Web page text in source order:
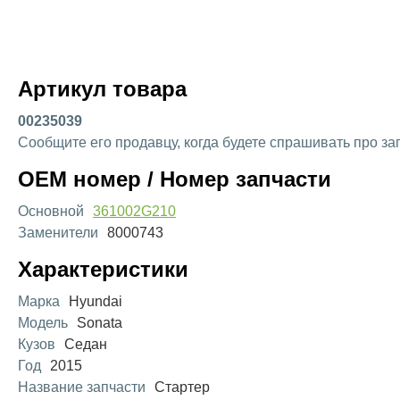
Артикул товара
00235039
Сообщите его продавцу, когда будете спрашивать про
OEM номер / Номер запчасти
Основной
361002G210
Заменители
8000743
Характеристики
Марка
Hyundai
Модель
Sonata
Кузов
Седан
Год 2015
Название запчасти
Стартер